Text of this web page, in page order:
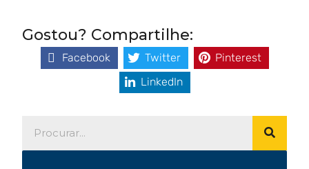
Gostou? Compartilhe:
Facebook Twitter
Pinterest
LinkedIn